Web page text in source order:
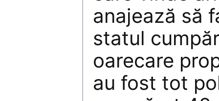
anajează să
statul
oarecare
au fost tot